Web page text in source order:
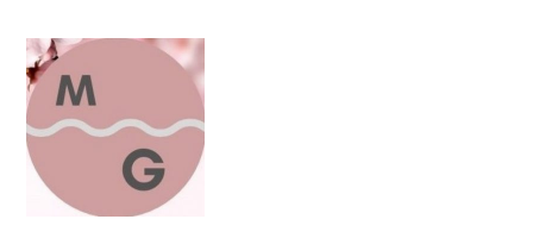
Zum
Inhalt
springen